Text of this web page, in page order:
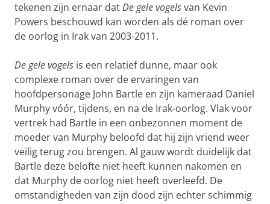
tekenen zijn ernaar datDe gele vogelsvan Kevin
Powers beschouwd kan worden als dé roman over
de oorlog in Irak van 2003-2011.
De gele vogels is een relatief dunne, maar ook
complexe roman over de ervaringen van
hoofdpersonage John Bartle en zijn kameraad Daniel
Murphy vóór, tijdens, en na de Irak-oorlog. Vlak voor
vertrek had Bartle in een onbezonnen moment de
moeder van Murphy beloofd dat hij zijn vriend weer
veilig terug zou brengen. Al gauw wordt duidelijk dat
Bartle deze belofte niet heeft kunnen nakomen en
dat Murphy de oorlog niet heeft overleefd. De
omstandigheden van zijn dood zijn echter schimmig